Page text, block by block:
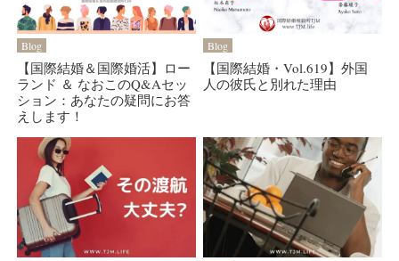
Blog
【国際結婚＆国際婚活】ロー
ランド ＆ なおこのQ&Aセッ
ション：あなたの疑問にお答
えします！
Blog
【国際結婚・Vol.619】外国
人の彼氏と別れた理由